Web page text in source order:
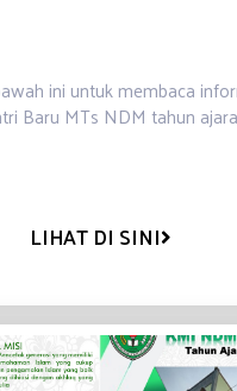
ini untuk membaca
Baru MTs NDM tahun
LIHAT DI SINI